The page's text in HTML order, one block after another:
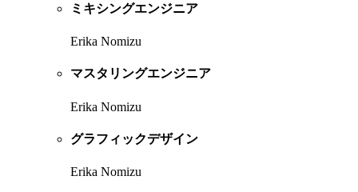
ミキシングエンジニア
Erika Nomizu
マスタリングエンジニア
Erika Nomizu
グラフィックデザイン
Erika Nomizu